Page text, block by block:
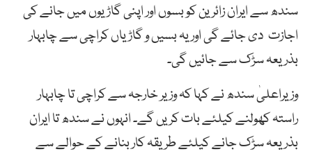
سندھ سے ایران زائرین کو بسوں اور اپنی گاڑیوں میں جانے کی
اجازت دی جائے گی اور یہ بسیں و گاڑیاں کراچی سے چابہار
بذریعہ سڑک سے جائیں گی۔
وزیراعلیٰ سندھ نے کہا کہ وزیر خارجہ سے کراچی تا چابہار
راستہ کھولنے کیلئے بات کریں گے۔ انہوں نے سندھ تا ایران
بذریعہ سڑک جانے کیلئے طریقہ کار بنانے کے حوالے سے